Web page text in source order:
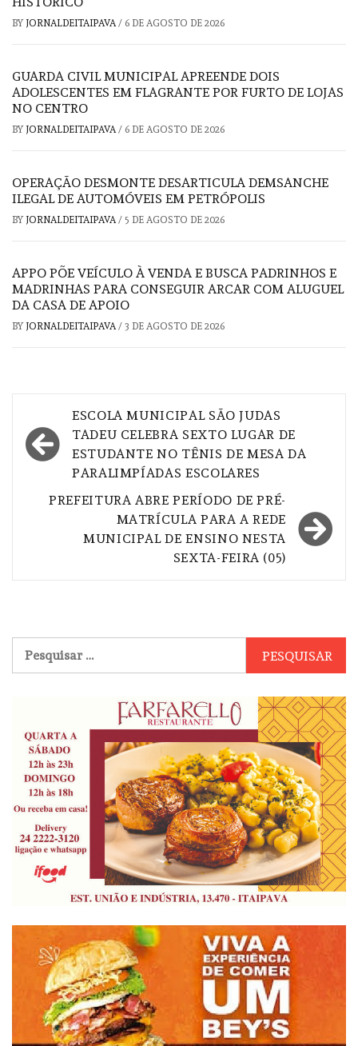
BY JORNALDEITAIPAVA/ 6 DE AGOSTO DE 2026
GUARDA CIVIL MUNICIPAL APREENDE DOIS
ADOLESCENTES EM FLAGRANTE POR FURTO DE LOJAS
NO CENTRO
BY JORNALDEITAIPAVA/ 6 DE AGOSTO DE 2026
OPERAÇÃO DESMONTE DESARTICULA DEMSANCHE
ILEGAL DE AUTOMÓVEIS EM PETRÓPOLIS
BY JORNALDEITAIPAVA/ 5 DE AGOSTO DE 2026
APPO PÕE VEÍCULO À VENDA E BUSCA PADRINHOS E
MADRINHAS PARA CONSEGUIR ARCAR COM ALUGUEL
DA CASA DE APOIO
BY JORNALDEITAIPAVA/ 3 DE AGOSTO DE 2026
Navegação
de
Post
ESCOLA MUNICIPAL SÃO JUDAS
TADEU CELEBRA SEXTO LUGAR DE
ESTUDANTE NO TÊNIS DE MESA DA
PARALIMPÍADAS ESCOLARES
PREFEITURA ABRE PERÍODO DE PRÉ-
MATRÍCULA PARA A REDE
MUNICIPAL DE ENSINO NESTA
SEXTA-FEIRA (05)
por: